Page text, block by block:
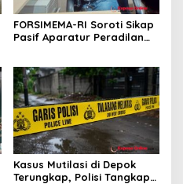
FORSIMEMA-RI Soroti Sikap
Pasif Aparatur Peradilan
Citra Lembaga
Kasus Mutilasi di Depok
Terungkap, Polisi Tangkap